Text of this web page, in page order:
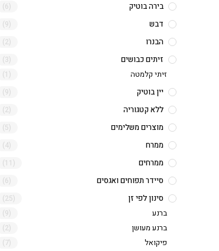
בירה בוטיק (6)
דבש (9)
הבנרו (2)
זיתים כבושים (3)
זיתי קלמטה (1)
יין בוטיק (9)
ללא קטגוריה (2)
מוצרים משלימים (5)
ממרח (4)
ממרחים (11)
סיידר תפוחים ואגסים (6)
סינון לפי זן (25)
ברנע (9)
ברנע מעושן (2)
פיקואל (7)